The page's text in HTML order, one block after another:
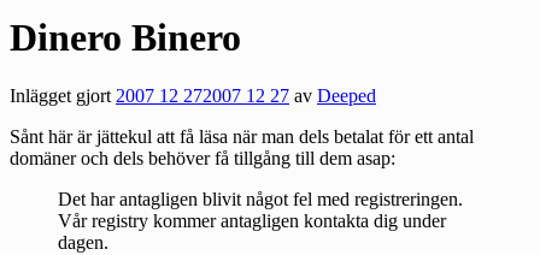
Dinero Binero
Inlägget gjort2007 12 272007 12 27 av Deeped
Sånt här är jättekul att få läsa när man dels betalat för ett antal
domäner och dels behöver få tillgång till dem asap:
Det har antagligen blivit något fel med registreringen.
Vår registry kommer antagligen kontakta dig under
dagen.